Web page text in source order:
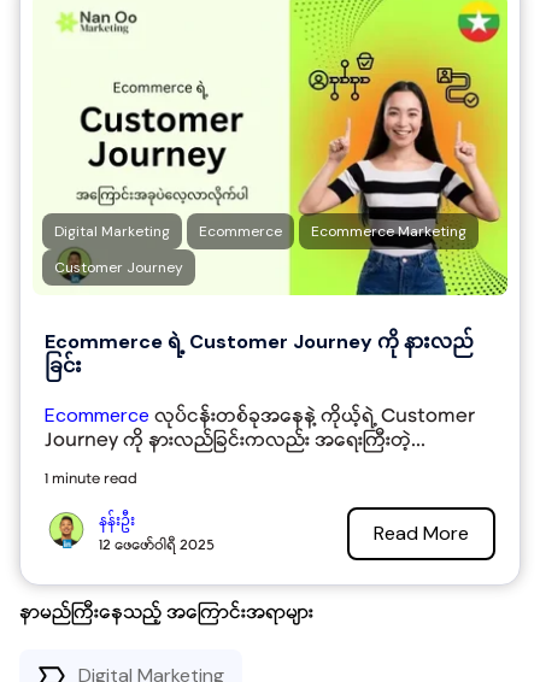
နာမည်ကြီးနေသည့် အကြောင်းအရာများ
Digital Marketing
Digital Marketing Ecommerce
Ecommerce Marketing
Customer Journey
Ecommerce ရဲ့ Customer Journey ကို နားလည်
ခြင်း
Ecommerce လုပ်ငန်းတစ်ခုအနေနဲ့ ကိုယ့်ရဲ့ Customer
Journey ကို နားလည်ခြင်းကလည်း အရေးကြီးတဲ့...
1 minute read
နန်းဦး
12 ဖေဖော်ဝါရီ 2025
Read More